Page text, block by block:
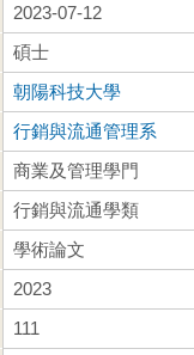
2023-07-12
碩士
朝陽科技大學
行銷與流通管理系
商業及管理學門
行銷與流通學類
學術論文
2023
111